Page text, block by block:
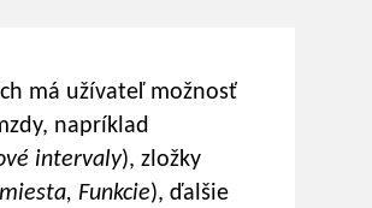
má užívateľ možnosť
napríklad
intervaly), zložky
Funkcie), ďalšie